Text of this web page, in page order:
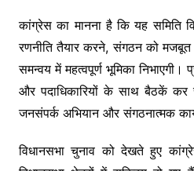
कांग्रेस का मानना है कि यह समिति
रणनीति तैयार करने, संगठन को मजबूत
समन्वय में महत्वपूर्ण भूमिका निभाएगी।
और पदाधिकारियों के साथ बैठकें कर
जनसंपर्क अभियान और संगठनात्मक
विधानसभा चुनाव को देखते हुए